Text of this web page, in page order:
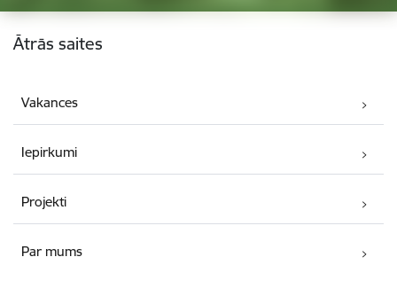
Kājene
Ātrās saites
Vakances
Iepirkumi
Projekti
Par mums